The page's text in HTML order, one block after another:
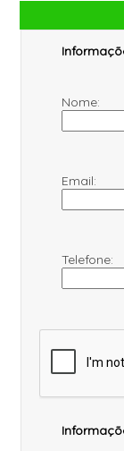
Nome:
Email:
Telefone: